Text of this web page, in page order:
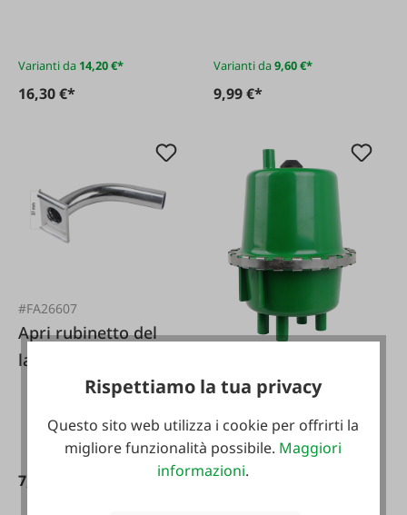
Varianti da 14,20 €*
16,30 €*
Varianti da9,60 €*
9,99 €*
#FA26607
Apri rubinetto del
latte in acciaio
inossidabile
7,99 €*
lavatrice a grappolo
per latte
Wolfpassing
Rispettiamo la tua privacy
Questo sito web utilizza i cookie per offrirti la
migliore funzionalità possibile. Maggiori
informazioni.